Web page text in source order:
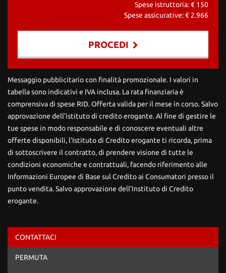
Spese istruttoria: € 150
Spese assicurative: € 2.966
PROCEDI
Contattaci
Ho letto e accettol'informativa privacy*
Acconsento al trattamento dei miei dati per finalità di
Messaggio pubblicitario con finalità promozionale. I valori in
tabella sono indicativi e IVA inclusa. La rata finanziaria è
comprensiva di spese RID. Offerta valida per il mese in corso. Salvo
approvazione dell'istituto di credito erogante. Al fine di gestire le
tue spese in modo responsabile e di conoscere eventuali altre
offerte disponibili, l'Istituto di Credito erogante ti ricorda, prima
di sottoscrivere il contratto, di prendere visione di tutte le
condizioni economiche e contrattuali, facendo riferimento alle
Informazioni Europee di Base sul Credito ai Consumatori presso il
punto vendita. Salvo approvazione dell'Instituto di Credito
erogante.
CONTATTACI
PERMUTA